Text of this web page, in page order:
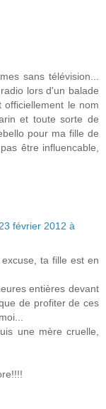
sans télévision...
lors d'un balade
le nom
et toute sorte de
pour ma fille de
être influencable,
23 février 2012 à
ta fille est en
entières devant
de profiter de ces
une mère cruelle,